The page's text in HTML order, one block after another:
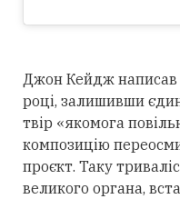
Джон Кейдж написав
році, залишивши
твір «якомога
композицію
проєкт. Таку
великого органа,